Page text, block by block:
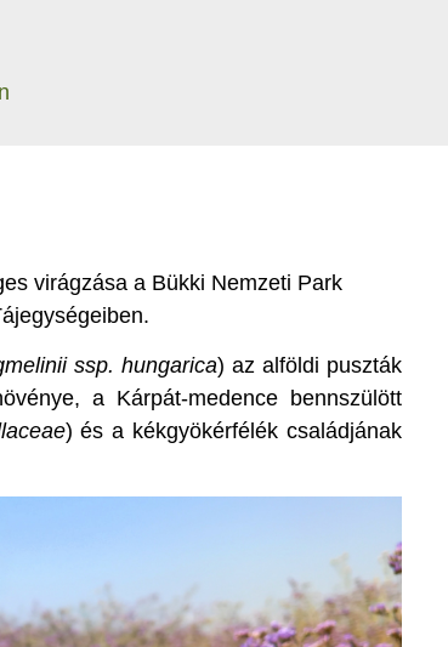
virágzása a Bükki Nemzeti Park
ssp. hungarica) az alföldi puszták
a Kárpát-medence bennszülött
) és a kékgyökérfélék családjának